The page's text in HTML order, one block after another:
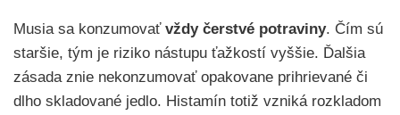
Musia sa konzumovať vždy čerstvé potraviny. Čím sú
staršie, tým je riziko nástupu ťažkostí vyššie. Ďalšia
zásada znie nekonzumovať opakovane prihrievané či
dlho skladované jedlo. Histamín totiž vzniká rozkladom